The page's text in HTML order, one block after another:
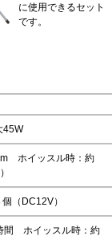
に使用できるセット
です。
ホイッスル時：約
（DC12V）
間 ホイッスル時：約